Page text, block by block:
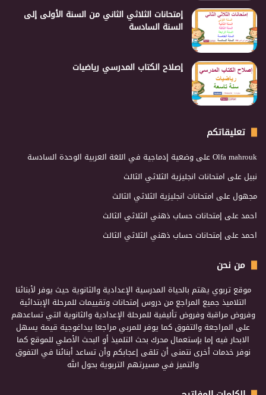
إمتحانات الثلاثي الثاني من السنة الأولى إلى
السنة السادسة
إصلاح الكتاب المدرسي رياضيات
تعليقاتكم
Olfa mahroukعلى وضعية إدماجية في اللغة العربية الوحدة السادسة
نبيلعلى امتحانات انجليزية الثلاثي الثالث
مجهولعلى امتحانات انجليزية الثلاثي الثالث
احمدعلى إمتحانات حساب ذهني الثلاثي الثالث
احمدعلى إمتحانات حساب ذهني الثلاثي الثالث
من نحن
موقع تربوي يهتم بالحياة المدرسية الإعدادية والثانوية حيث يوفر لأبنائنا
التلاميذ جميع المراجع من دروس إمتحانات وتقييمات للمرحلة الإبتدائية
وفروض مراقبة وفروض تأليفية للمرحلة الإعدادية والثانوية التي تساعدهم
على المراجعة والتفوق كما يوفر للمربي مراجعا بيداغوجية قيمة يسهل
الابحار فيه إما بإستعمال محرك بحث التلميذ أو البحث الأصلي للموقع كما
نوفر خدمات أخرى نتمنى أن تلقى إعجابكم وأن تساعد أبنائنا في التفوق
والتميز في مسيرتهم التربوية بحول الله